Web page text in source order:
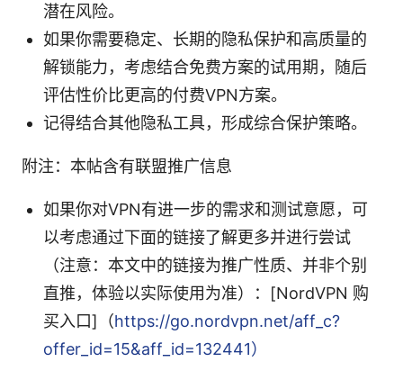
潜在风险。
如果你需要稳定、长期的隐私保护和高质量的
解锁能力，考虑结合免费方案的试用期，随后
评估性价比更高的付费VPN方案。
记得结合其他隐私工具，形成综合保护策略。
附注：本帖含有联盟推广信息
如果你对VPN有进一步的需求和测试意愿，可
以考虑通过下面的链接了解更多并进行尝试
（注意：本文中的链接为推广性质、并非个别
直推，体验以实际使用为准）：[NordVPN 购
买入口]（https://go.nordvpn.net/aff_c?
offer_id=15&aff_id=132441）